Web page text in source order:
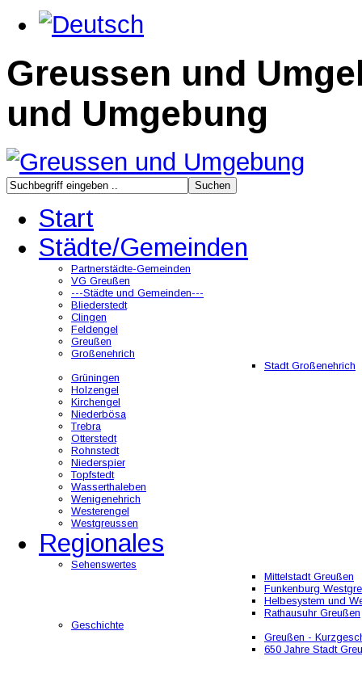
Greussen und
und Umgebung
Start
Städte/Gemeinden
Partnerstädte-Gemeinden
VG Greußen
---Städte und Gemeinden---
Bliederstedt
Clingen
Feldengel
Greußen
Großenehrich
Stadt Großenehrich
Grüningen
Holzengel
Kirchengel
Niederbösa
Trebra
Otterstedt
Rohnstedt
Niederspier
Topfstedt
Wasserthaleben
Wenigenehrich
Westerengel
Westgreussen
Regionales
Sehenswertes
Mittelstadt Greußen
Funkenburg
Helbesystem und
Rathausuhr Greußen
Geschichte
Greußen -
650 Jahre Stadt